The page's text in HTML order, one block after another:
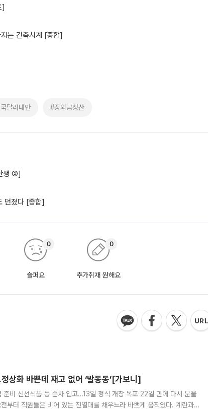
]
는 긴축시계 [종합]
달러대안 #장외금청산
생 ②]
던졌다 [종합]
슬퍼요
0
추가취재 원해요
0
상화 바쁜데 재고 없어 ‘발동동’[가보니]
준비 신선식품 등 순차 입고…13일 정식 개장 목표 22일 만에 다시 문을
부터 직원들은 비어 있는 진열대를 채우느라 바쁘게 움직였다. 계란과